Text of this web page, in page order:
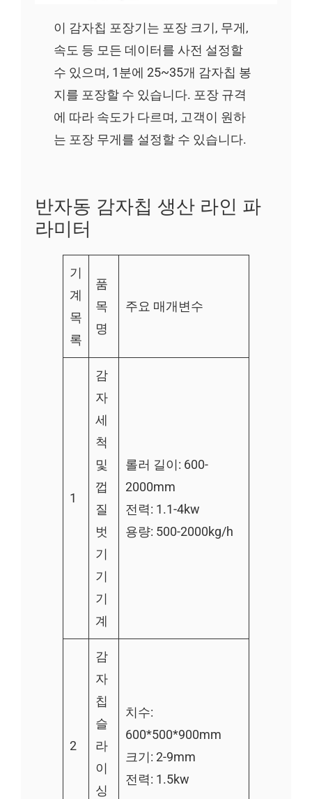
이 감자칩 포장기는 포장 크기, 무게,
속도 등 모든 데이터를 사전 설정할
수 있으며, 1분에 25~35개 감자칩 봉
지를 포장할 수 있습니다. 포장 규격
에 따라 속도가 다르며, 고객이 원하
는 포장 무게를 설정할 수 있습니다.
반자동 감자칩 생산 라인 파
라미터
기
계
목
록
품
목
명
주요 매개변수
1
감
자
세
척
및
껍
질
벗
기
기
기
계
롤러 길이: 600-
2000mm
전력: 1.1-4kw
용량: 500-2000kg/h
2
감
자
칩
슬
라
이
싱
치수:
600*500*900mm
크기: 2-9mm
전력: 1.5kw